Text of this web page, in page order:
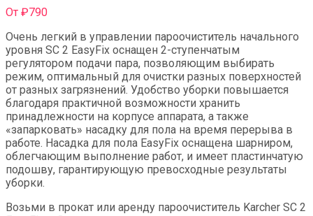
От ₽790
Очень легкий в управлении пароочиститель начального
уровня SC 2 EasyFix оснащен 2-ступенчатым
регулятором подачи пара, позволяющим выбирать
режим, оптимальный для очистки разных поверхностей
от разных загрязнений. Удобство уборки повышается
благодаря практичной возможности хранить
принадлежности на корпусе аппарата, а также
«запарковать» насадку для пола на время перерыва в
работе. Насадка для пола EasyFix оснащена шарниром,
облегчающим выполнение работ, и имеет пластинчатую
подошву, гарантирующую превосходные результаты
уборки.
Возьми в прокат или аренду пароочиститель Karcher SC 2